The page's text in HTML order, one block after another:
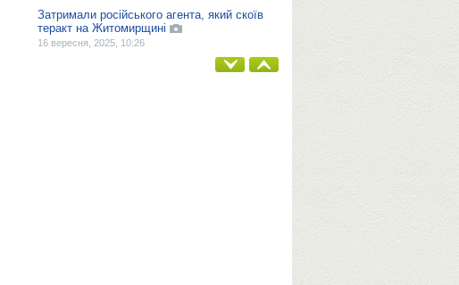
Затримали російського агента, який скоїв
теракт на Житомирщині
16 вересня, 2025, 10:26